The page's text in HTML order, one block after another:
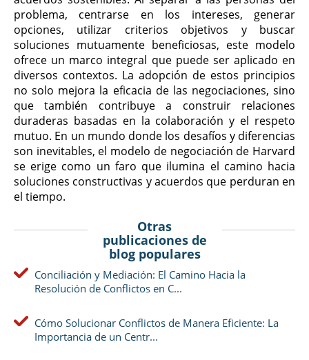
problema, centrarse en los intereses, generar
opciones, utilizar criterios objetivos y buscar
soluciones mutuamente beneficiosas, este modelo
ofrece un marco integral que puede ser aplicado en
diversos contextos. La adopción de estos principios
no solo mejora la eficacia de las negociaciones, sino
que también contribuye a construir relaciones
duraderas basadas en la colaboración y el respeto
mutuo. En un mundo donde los desafíos y diferencias
son inevitables, el modelo de negociación de Harvard
se erige como un faro que ilumina el camino hacia
soluciones constructivas y acuerdos que perduran en
el tiempo.
Otras
publicaciones de
blog populares
Conciliación y Mediación: El Camino Hacia la
Resolución de Conflictos en C...
Cómo Solucionar Conflictos de Manera Eficiente: La
Importancia de un Centr...